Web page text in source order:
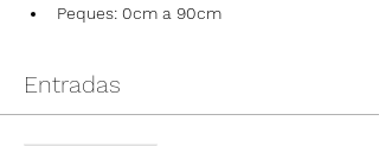
Peques: 0cm a 90cm
Entradas